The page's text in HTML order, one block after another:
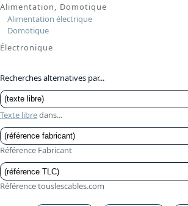
Alimentation, Domotique
Alimentation électrique
Domotique
Électronique
Recherches alternatives par...
Texte libredans...
Référence Fabricant
Référence touslescables.com